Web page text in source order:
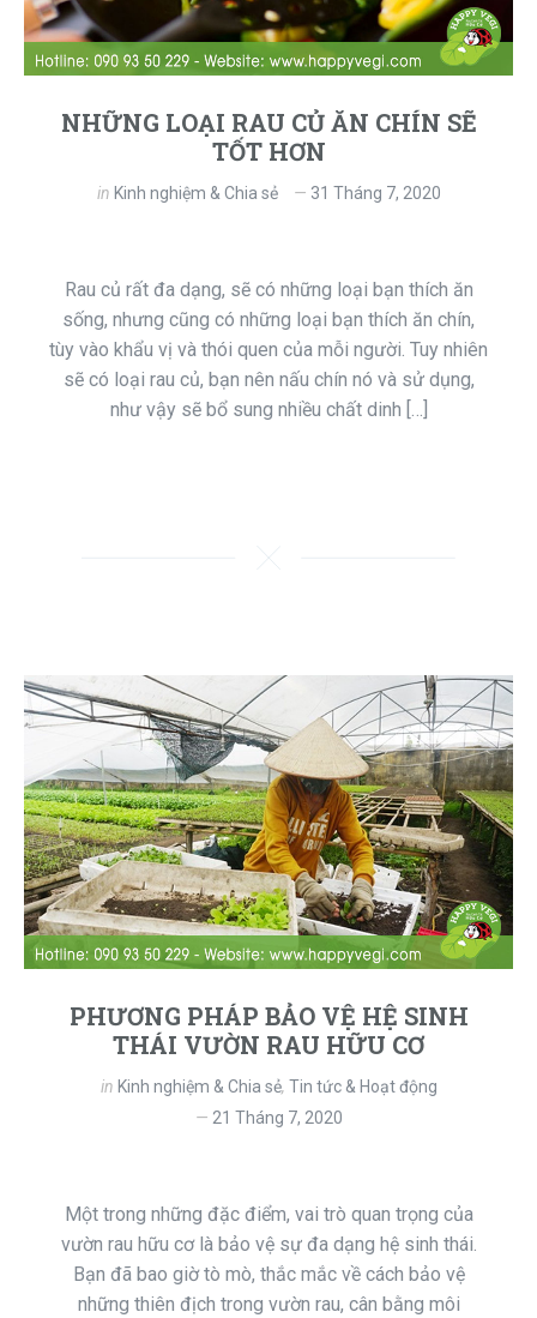
NHỮNG LOẠI RAU CỦ ĂN CHÍN SẼ
TỐT HƠN
in Kinh nghiệm & Chia sẻ 31 Tháng 7, 2020
Rau củ rất đa dạng, sẽ có những loại bạn thích ăn
sống, nhưng cũng có những loại bạn thích ăn chín,
tùy vào khẩu vị và thói quen của mỗi người. Tuy nhiên
sẽ có loại rau củ, bạn nên nấu chín nó và sử dụng,
như vậy sẽ bổ sung nhiều chất dinh […]
PHƯƠNG PHÁP BẢO VỆ HỆ SINH
THÁI VƯỜN RAU HỮU CƠ
in Kinh nghiệm & Chia sẻ, Tin tức & Hoạt động
21 Tháng 7, 2020
Một trong những đặc điểm, vai trò quan trọng của
vườn rau hữu cơ là bảo vệ sự đa dạng hệ sinh thái.
Bạn đã bao giờ tò mò, thắc mắc về cách bảo vệ
những thiên địch trong vườn rau, cân bằng môi